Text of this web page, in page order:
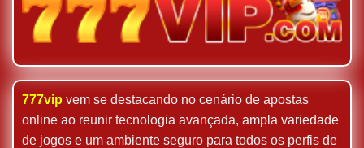
777vip vem se destacando no cenário de apostas
online ao reunir tecnologia avançada, ampla variedade
de jogos e um ambiente seguro para todos os perfis de